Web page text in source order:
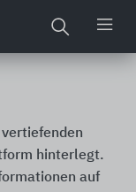
hinterlegt.
auf